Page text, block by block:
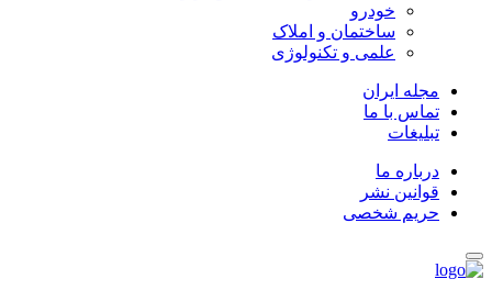
خودرو
ساختمان و املاک
علمی و تکنولوژی
مجله ایران
تماس با ما
تبلیغات
درباره ما
قوانین نشر
حریم شخصی